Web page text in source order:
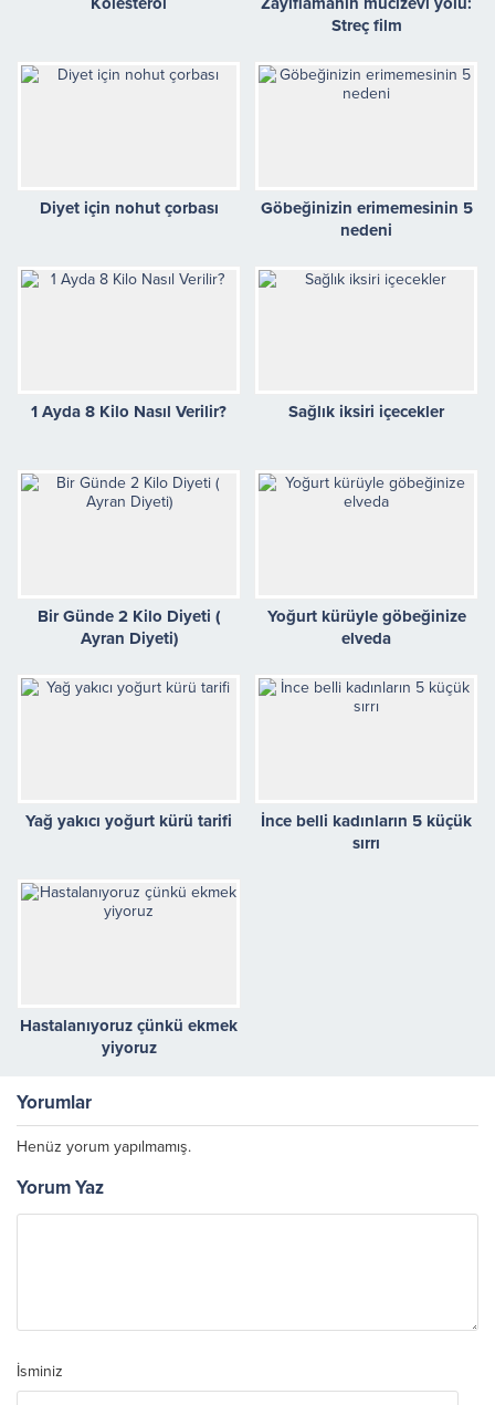
Streç film
Diyet için nohut çorbası
Göbeğinizin erimemesinin 5
nedeni
1 Ayda 8 Kilo Nasıl Verilir? Sağlık iksiri içecekler
Bir Günde 2 Kilo Diyeti (
Ayran Diyeti)
Yoğurt kürüyle göbeğinize
elveda
Yağ yakıcı yoğurt kürü tarifi
İnce belli kadınların 5 küçük
sırrı
Hastalanıyoruz çünkü ekmek
yiyoruz
Yorumlar
Henüz yorum yapılmamış.
Yorum Yaz
İsminiz